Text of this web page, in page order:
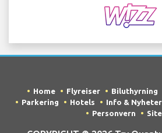
Home Flyreiser Biluthyrning
Parkering
Hotels Info & Nyheter
Personvern